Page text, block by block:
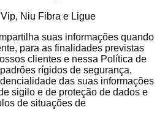
Niu Fibra e Ligue
suas informações quando
para as finalidades previstas
clientes e nessa Política de
rígidos de segurança,
das suas informações
sigilo e de proteção de dados e
de situações de